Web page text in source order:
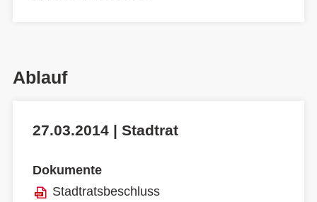
Ablauf
27.03.2014 | Stadtrat
Dokumente
Stadtratsbeschluss